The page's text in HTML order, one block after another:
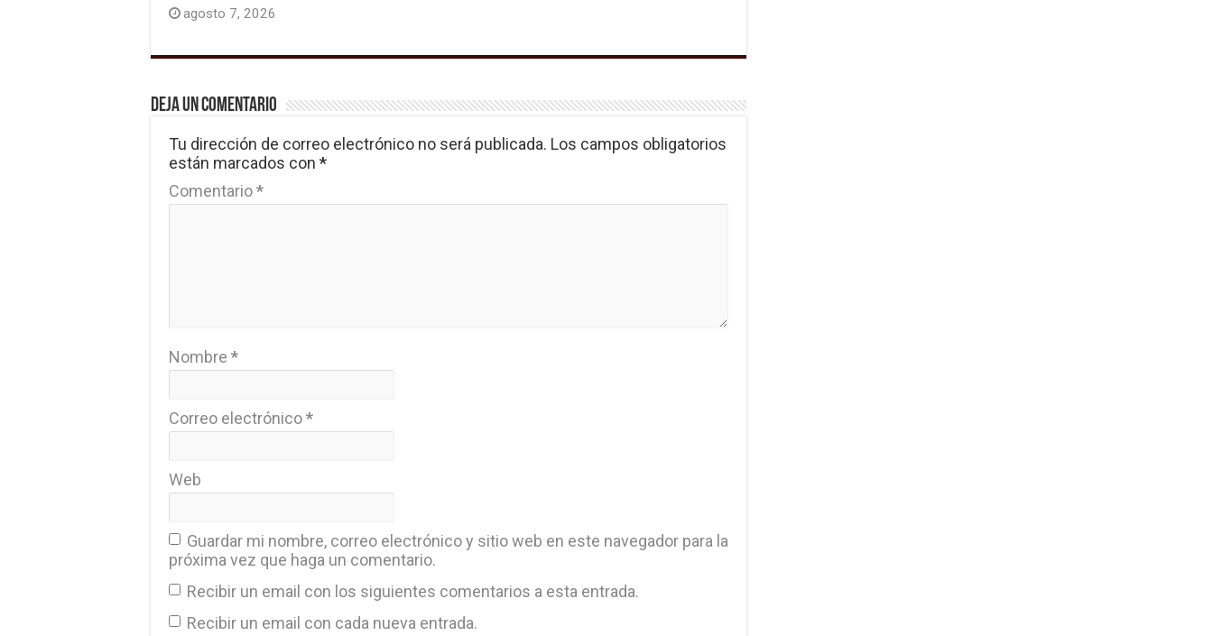
agosto 7, 2026
Deja un comentario
Tu dirección de correo electrónico no será publicada. Los campos obligatorios
están marcados con *
Comentario*
Nombre *
Correo electrónico*
Web
Guardar mi nombre, correo electrónico y sitio web en este navegador para la
próxima vez que haga un comentario.
Recibir un email con los siguientes comentarios a esta entrada.
Recibir un email con cada nueva entrada.